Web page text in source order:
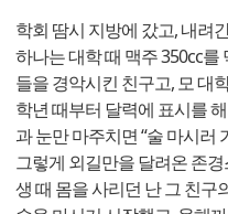
학회 땀시 지방에 갔고, 내려
하나는 대학 때 맥주 350cc
들을 경악시킨 친구고, 모 대
학년 때부터 달력에 표시를
과 눈만 마주치면 “술 마시러
그렇게 외길만을 달려온 존
생 때 몸을 사리던 난 그 친구